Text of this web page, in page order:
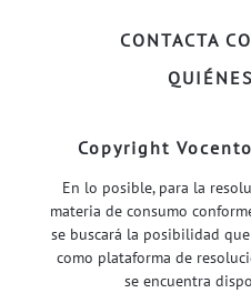
CONTACTA
Copyright
En lo posible, para la
materia de consumo
se buscará la posibilidad
como plataforma de
se encuentra